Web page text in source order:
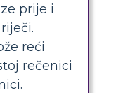
prije i
reći
rečenici